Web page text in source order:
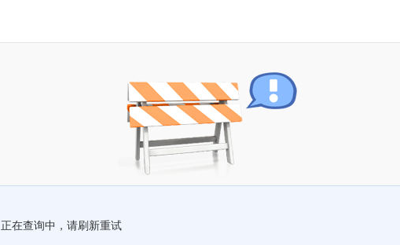
正在查询中，请刷新重试